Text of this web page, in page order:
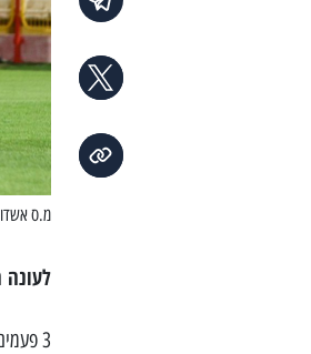
מ.ס
3